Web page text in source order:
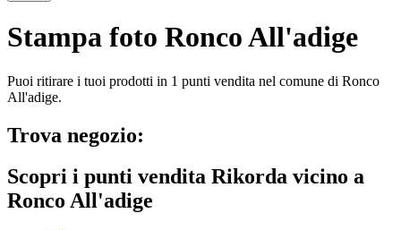
Stampa foto Ronco All'adige
Puoi ritirare i tuoi prodotti in 1 punti vendita nel comune di Ronco
All'adige.
Trova negozio:
Scopri i punti vendita Rikorda vicino a
Ronco All'adige